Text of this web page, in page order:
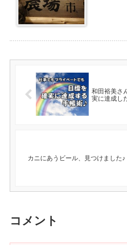
和田裕美さ
実に達成し
カニにあうビール、見つけました♪
コメント